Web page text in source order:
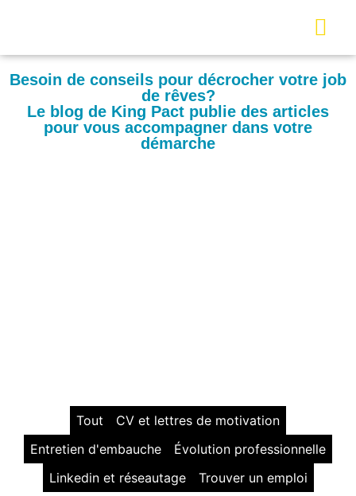
Besoin de conseils pour décrocher votre job
de rêves?
Le blog de King Pact publie des articles
pour vous accompagner dans votre
démarche
CV et lettres de motivation
Entretien d'embauche
Évolution professionnelle
Linkedin et réseautage
Trouver un emploi
Tout